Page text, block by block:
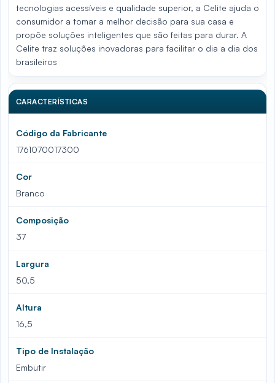
tecnologias acessíveis e qualidade superior, a Celite ajuda o
consumidor a tomar a melhor decisão para sua casa e
propõe soluções inteligentes que são feitas para durar. A
Celite traz soluções inovadoras para facilitar o dia a dia dos
brasileiros
CARACTERÍSTICAS
Código da Fabricante
1761070017300
Cor
Branco
Composição
37
Largura
50,5
Altura
16,5
Tipo de Instalação
Embutir